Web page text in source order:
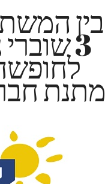
בין
3
מתנת